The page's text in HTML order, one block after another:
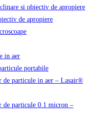
si obiectiv de apropiere
de apropiere
in aer
portabile
de particule in aer – Lasair®
de particule 0.1 micron –